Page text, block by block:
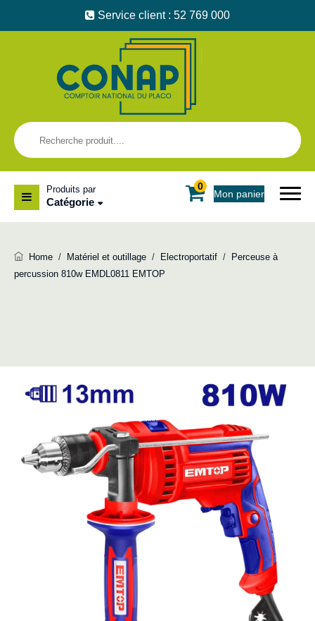
Service client : 52 769 000
0
Mon panier
Produits par
Catégorie
Home / Matériel et outillage / Electroportatif /
Perceuse à
percussion 810w EMDL0811 EMTOP